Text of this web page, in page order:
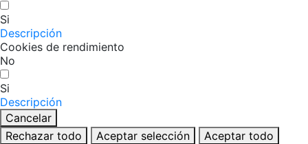
Si
Descripción
Cookies de rendimiento
No
Si
Descripción
Cancelar
Rechazar todo
Aceptar selección Aceptar todo